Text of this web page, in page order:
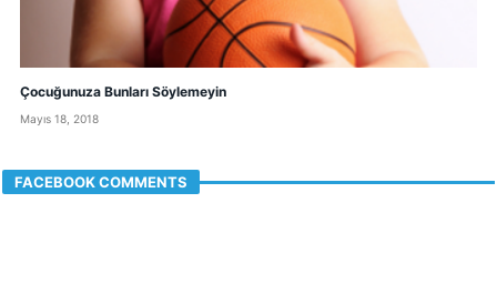
Çocuğunuza Bunları Söylemeyin
Mayıs 18, 2018
FACEBOOK COMMENTS